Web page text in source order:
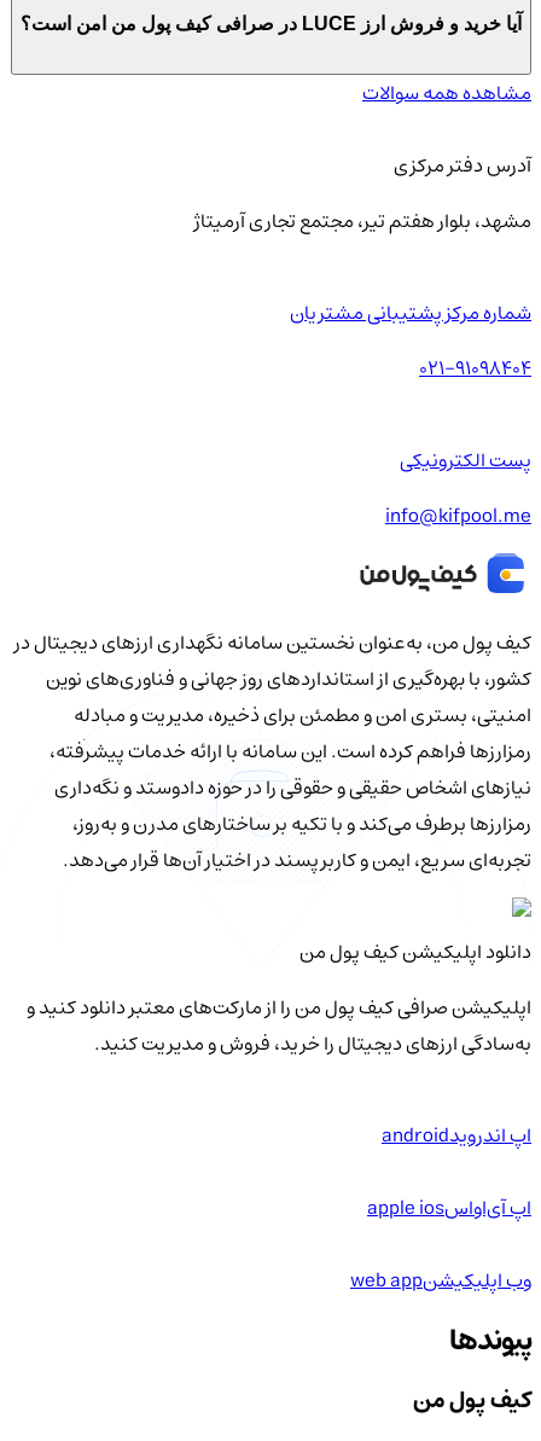
آیا خرید و فروش ارز LUCE در صرافی کیف پول من امن است؟
مشاهده همه سوالات
آدرس دفتر مرکزی
مشهد، بلوار هفتم تیر، مجتمع تجاری آرمیتاژ
شماره مرکز پشتیبانی مشتریان
021-91098404
پست الکترونیکی
info@kifpool.me
کیف‌ پول من، به‌عنوان نخستین سامانه نگهداری ارزهای دیجیتال در
کشور، با بهره‌گیری از استانداردهای روز جهانی و فناوری‌های نوین
امنیتی، بستری امن و مطمئن برای ذخیره، مدیریت و مبادله
رمزارزها فراهم کرده است. این سامانه با ارائه خدمات پیشرفته،
نیازهای اشخاص حقیقی و حقوقی را در حوزه دادوستد و نگه‌داری
رمزارزها برطرف می‌کند و با تکیه بر ساختارهای مدرن و به‌روز،
تجربه‌ای سریع، ایمن و کاربرپسند در اختیار آن‌ها قرار می‌دهد.
دانلود اپلیکیشن کیف‌ پول من
اپلیکیشن صرافی کیف پول من را از مارکت‌های معتبر دانلود کنید و
به‌سادگی ارزهای دیجیتال را خرید، فروش و مدیریت کنید.
اپ اندرویدandroid
اپ آی‌او‌اسapple ios
وب اپلیکیشنweb app
پیوندها
کیف پول من